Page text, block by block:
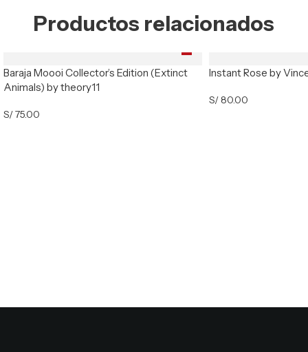
Productos relacionados
Baraja Moooi Collector’s Edition (Extinct
Animals) by theory11
S/75.00
Instant Rose by
S/80.00